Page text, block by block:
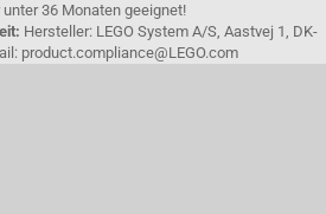
36 Monaten geeignet!
Hersteller: LEGO System A/S, Aastvej 1, DK-
product.compliance@LEGO.com